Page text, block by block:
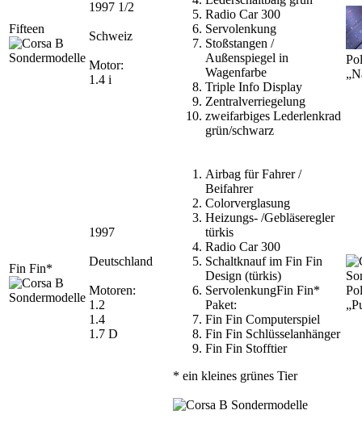
Fifteen
1997 1/2
Schweiz
Motor:
1.4 i
Radio Car 300
Servolenkung
Stoßstangen /
Außenspiegel in
Wagenfarbe
Triple Info Display
Zentralverriegelung
zweifarbiges Lederlenkrad
grün/schwarz
Fin Fin*
1997
Deutschland
Motoren:
1.2
1.4
1.7 D
Airbag für Fahrer /
Beifahrer
Colorverglasung
Heizungs- /Gebläseregler
türkis
Radio Car 300
Schaltknauf im Fin Fin
Design (türkis)
ServolenkungFin Fin*
Paket:
Fin Fin Computerspiel
Fin Fin Schlüsselanhänger
Fin Fin Stofftier
* ein kleines grünes Tier